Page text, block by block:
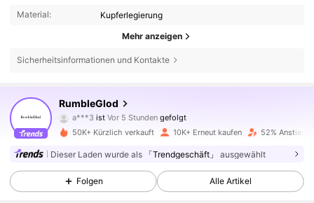
Material: Kupferlegierung
Mehr anzeigen
Sicherheitsinformationen und Kontakte
RumbleGlod
a***3 ist Vor 5 Stunden
a***0 ist am Durchsuchen
4,80
15K Follower
4,80 15K Follower
50K+ Kürzlich verkauft 10K+ Erneut kaufen 52% Anstieg
Dieser Laden wurde als 「Trendgeschäft」 ausgewählt
Folgen Alle Artikel